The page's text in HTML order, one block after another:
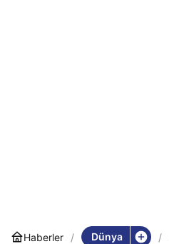
Haberler Dünya